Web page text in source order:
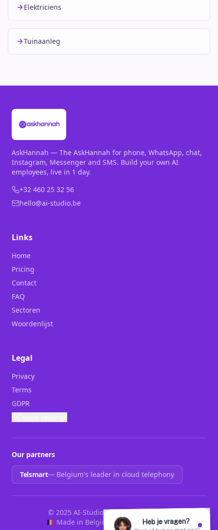
Elektriciens
Tuinaanleg
AskHannah — The AskHannah for phone, WhatsApp, chat,
Instagram, Messenger and SMS. Build your own AI
employees, live in 1 day.
+32 460 25 32 56
hello@ai-studio.be
Links
Home
Pricing
Contact
FAQ
Sectoren
Woordenlijst
Legal
Privacy
Terms
GDPR
Our partners
Telsmart— Belgium's leader in cloud telephony
© 2025 AI-Studio. All rights reserved.
🇧🇪 Made in Belgium
Hannah is online